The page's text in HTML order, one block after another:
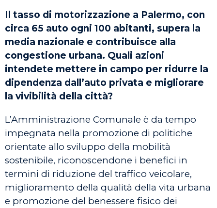
Il tasso di motorizzazione a Palermo, con
circa 65 auto ogni 100 abitanti, supera la
media nazionale e contribuisce alla
congestione urbana. Quali azioni
intendete mettere in campo per ridurre la
dipendenza dall’auto privata e migliorare
la vivibilità della città?
L’Amministrazione Comunale è da tempo
impegnata nella promozione di politiche
orientate allo sviluppo della mobilità
sostenibile, riconoscendone i benefici in
termini di riduzione del traffico veicolare,
miglioramento della qualità della vita urbana
e promozione del benessere fisico dei